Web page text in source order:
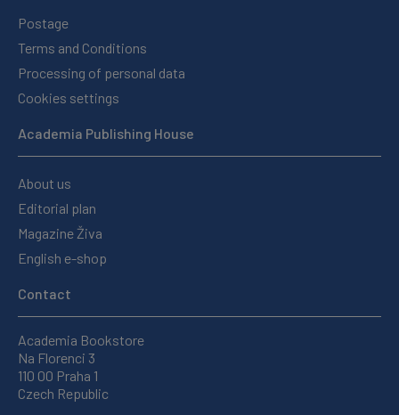
Postage
Terms and Conditions
Processing of personal data
Cookies settings
Academia Publishing House
About us
Editorial plan
Magazine Živa
English e-shop
Contact
Academia Bookstore
Na Florenci 3
110 00 Praha 1
Czech Republic